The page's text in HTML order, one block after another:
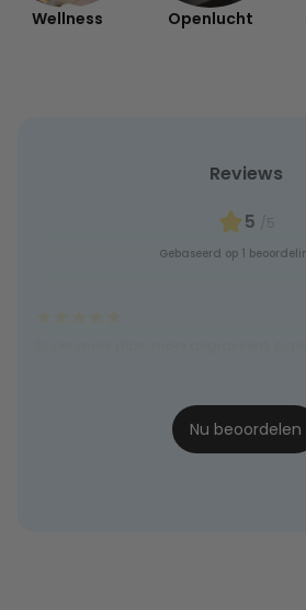
Wellness Openlucht
Reviews
5
Gebaseerd op 1
Nu beoordelen